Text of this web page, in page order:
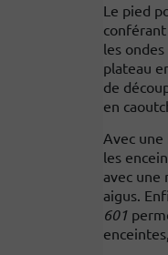
Le pied
les
plateau
de
en
Avec une
les
avec
aigus.
601